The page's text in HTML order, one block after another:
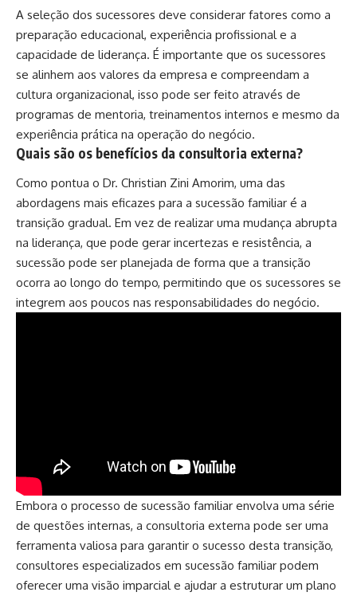
A seleção dos sucessores deve considerar fatores como a
preparação educacional, experiência profissional e a
capacidade de liderança. É importante que os sucessores
se alinhem aos valores da empresa e compreendam a
cultura organizacional, isso pode ser feito através de
programas de mentoria, treinamentos internos e mesmo da
experiência prática na operação do negócio.
Quais são os benefícios da consultoria externa?
Como pontua o Dr. Christian Zini Amorim, uma das
abordagens mais eficazes para a sucessão familiar é a
transição gradual. Em vez de realizar uma mudança abrupta
na liderança, que pode gerar incertezas e resistência, a
sucessão pode ser planejada de forma que a transição
ocorra ao longo do tempo, permitindo que os sucessores se
integrem aos poucos nas responsabilidades do negócio.
Embora o processo de sucessão familiar envolva uma série
de questões internas, a consultoria externa pode ser uma
ferramenta valiosa para garantir o sucesso desta transição,
consultores especializados em sucessão familiar podem
oferecer uma visão imparcial e ajudar a estruturar um plano